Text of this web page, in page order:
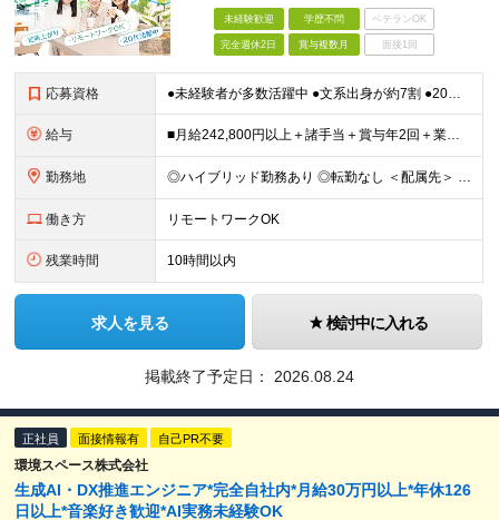
未経験歓迎 学歴不問 ベテランOK
完全週休2日 賞与複数月 面接1回
応募資格 ●未経験者が多数活躍中 ●文系出身が約7割 ●20代⇒47.9％ 30代⇒25.9％ ●第二新卒OK・学歴不問 ★人柄を重視した採用です！ ★異業種から転職してきた先輩が活躍中 ※長期勤続によるキ
給与 ■月給242,800円以上＋諸手当＋賞与年2回＋業績賞与 ※固定残業代32,813円～/20時間分を含む ※超過分は別途支給 ※経験・年齢を考慮の上、当社規定により決定 ※試用期間6ヵ月間（待遇に差異
勤務地 ◎ハイブリッド勤務あり ◎転勤なし ＜配属先＞ 東京・神奈川・千葉・埼玉など関東エリアの各プロジェクト先 ※客先常駐が基本となります。 ＜本社＞ 東京都港区海岸3-20-20 ヨコソーレインボータ
働き方 リモートワークOK
残業時間 10時間以内
求人を見る 検討中に入れる
掲載終了予定日： 2026.08.24
正社員 面接情報有 自己PR不要
環境スペース株式会社
生成AI・DX推進エンジニア*完全自社内*月給30万円以上*年休126
日以上*音楽好き歓迎*AI実務未経験OK